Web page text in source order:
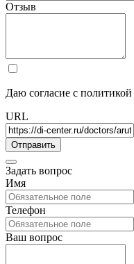
Отзыв
Даю согласие с политикой
URL
Задать вопрос
Имя
Телефон
Ваш вопрос